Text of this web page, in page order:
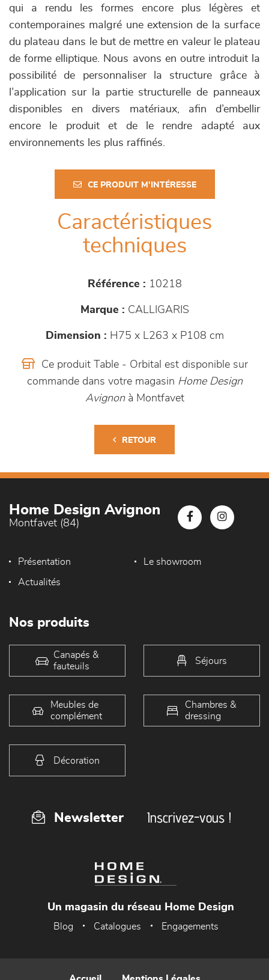
qui a rendu les formes encore plus légères et
contemporaines malgré une extension de la surface
du plateau dans le but de mettre en valeur le plateau
de forme elliptique. Nous avons en outre introduit la
possibilité de personnaliser la structure grâce à
l’application sur la partie structurelle de panneaux
disponibles en divers matériaux, afin d’embellir
encore le produit et de le rendre adapté aux
environnements les plus raffinés.
CE PRODUIT M'INTÉRESSE
Caractéristiques
techniques
Référence : 10218
Marque : CALLIGARIS
Dimension : H75 x L263 x P108 cm
Ce produit Table - Orbital est disponible sur
commande dans votre magasin Home Design
Avignonà Montfavet
RETOUR
Home Design Avignon
Montfavet (84)
Présentation Le showroom
Actualités
Nos produits
Canapés &
fauteuils
Séjours
Meubles de
complément
Chambres &
dressing
Décoration
Newsletter Inscrivez-vous !
Un magasin du réseau Home Design
Blog Catalogues Engagements